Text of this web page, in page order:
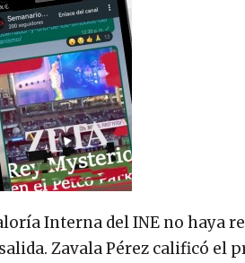
Interna del INE no haya
Zavala Pérez calificó el